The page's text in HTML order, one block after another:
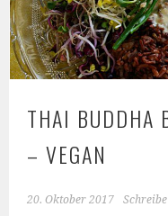
THAI BUDDHA
– VEGAN
20. Oktober 2017